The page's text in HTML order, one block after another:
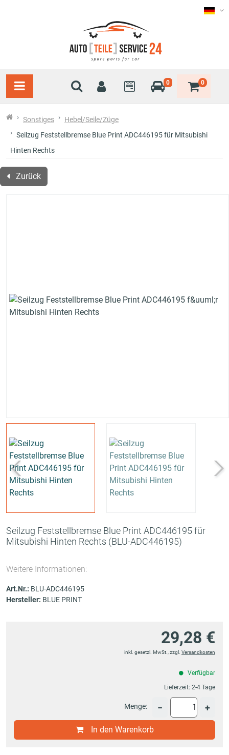
0 0
Sonstiges
Hebel/Seile/Züge
Seilzug Feststellbremse Blue Print ADC446195 für Mitsubishi
Hinten Rechts
Zurück
Seilzug Feststellbremse Blue Print ADC446195 für
Mitsubishi Hinten Rechts (BLU-ADC446195)
Weitere Informationen:
Art.Nr.: BLU-ADC446195
Hersteller: BLUE PRINT
29,28 €
inkl. gesetzl. MwSt., zzgl. Versandkosten
Verfügbar
Lieferzeit: 2-4 Tage
Menge: − +
In den Warenkorb